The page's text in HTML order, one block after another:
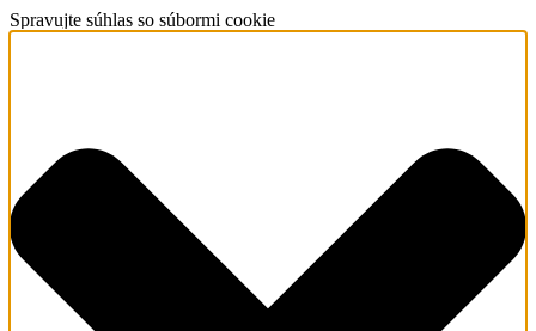
Spravujte súhlas so súbormi cookie